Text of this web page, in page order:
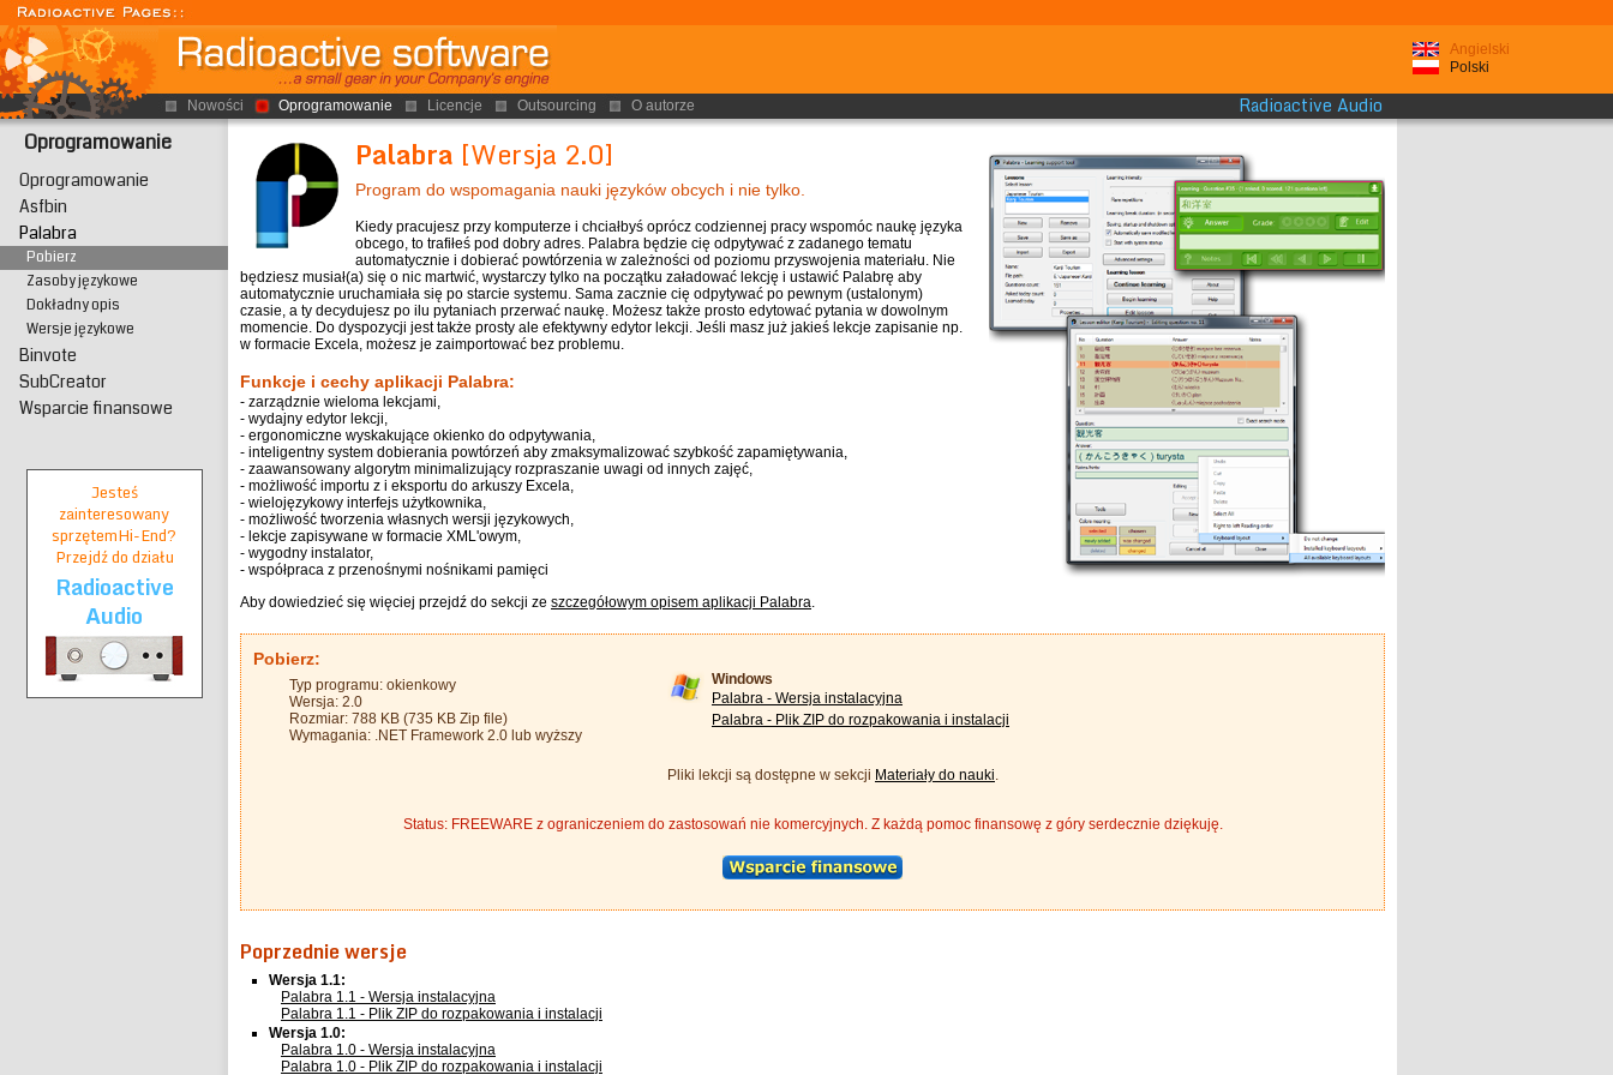
Palabra [Wersja 2.0]
Program do wspomagania nauki języków obcych i nie tylko.
Kiedy pracujesz przy komputerze i chciałbyś oprócz codziennej pracy wspomóc naukę języka
obcego, to trafiłeś pod dobry adres. Palabra będzie cię odpytywać z zadanego tematu
automatycznie i dobierać powtórzenia w zależności od poziomu przyswojenia materiału. Nie
będziesz musiał(a) się o nic martwić, wystarczy tylko na początku załadować lekcję i ustawić Palabrę aby
automatycznie uruchamiała się po starcie systemu. Sama zacznie cię odpytywać po pewnym (ustalonym)
czasie, a ty decydujesz po ilu pytaniach przerwać naukę. Możesz także prosto edytować pytania w dowolnym
momencie. Do dyspozycji jest także prosty ale efektywny edytor lekcji. Jeśli masz już jakieś lekcje zapisanie np.
w formacie Excela, możesz je zaimportować bez problemu.
Funkcje i cechy aplikacji Palabra:
- zarządznie wieloma lekcjami,
- wydajny edytor lekcji,
- ergonomiczne wyskakujące okienko do odpytywania,
- inteligentny system dobierania powtórzeń aby zmaksymalizować szybkość zapamiętywania,
- zaawansowany algorytm minimalizujący rozpraszanie uwagi od innych zajęć,
- możliwość importu z i eksportu do arkuszy Excela,
- wielojęzykowy interfejs użytkownika,
- możliwość tworzenia własnych wersji językowych,
- lekcje zapisywane w formacie XML'owym,
- wygodny instalator,
- współpraca z przenośnymi nośnikami pamięci
Aby dowiedzieć się więciej przejdź do sekcji ze szczegółowym opisem aplikacji Palabra.
Pobierz:
Typ programu: okienkowy
Wersja: 2.0
Rozmiar: 788 KB (735 KB Zip file)
Wymagania: .NET Framework 2.0 lub wyższy
Windows
Palabra - Wersja instalacyjna
Palabra - Plik ZIP do rozpakowania i instalacji
Pliki lekcji są dostępne w sekcji Materiały do nauki.
Status: FREEWARE z ograniczeniem do zastosowań nie komercyjnych. Z każdą pomoc finansowę z góry serdecznie dziękuję.
Poprzednie wersje
Wersja 1.1:
Palabra 1.1 - Wersja instalacyjna
Palabra 1.1 - Plik ZIP do rozpakowania i instalacji
Wersja 1.0:
Palabra 1.0 - Wersja instalacyjna
Palabra 1.0 - Plik ZIP do rozpakowania i instalacji
Oprogramowanie
Oprogramowanie
Asfbin
Palabra
Pobierz
Zasoby językowe
Dokładny opis
Wersje językowe
Binvote
SubCreator
Wsparcie finansowe
Jesteś
zainteresowany
sprzętemHi-End?
Przejdź do działu
Radioactive
Audio
Angielski
Polski
Nowości Oprogramowanie Licencje Outsourcing O autorze Radioactive Audio